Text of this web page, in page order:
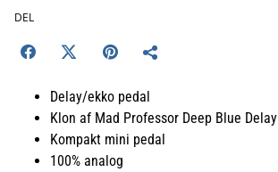
DEL
Delay/ekko pedal
Klon af Mad Professor Deep Blue Delay
Kompakt mini pedal
100% analog